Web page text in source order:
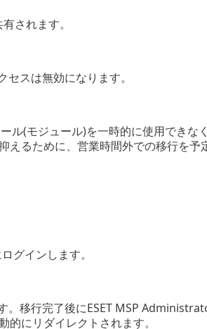
されます。
スは無効になります。
ル(モジュール)を一時的に使用できな
えるために、営業時間外での移行を予
グインします。
。移行完了後にESET MSP
的にリダイレクトされます。